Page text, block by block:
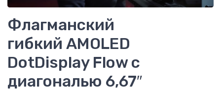
Флагманский
гибкий AMOLED
DotDisplay Flow с
диагональю 6,67″